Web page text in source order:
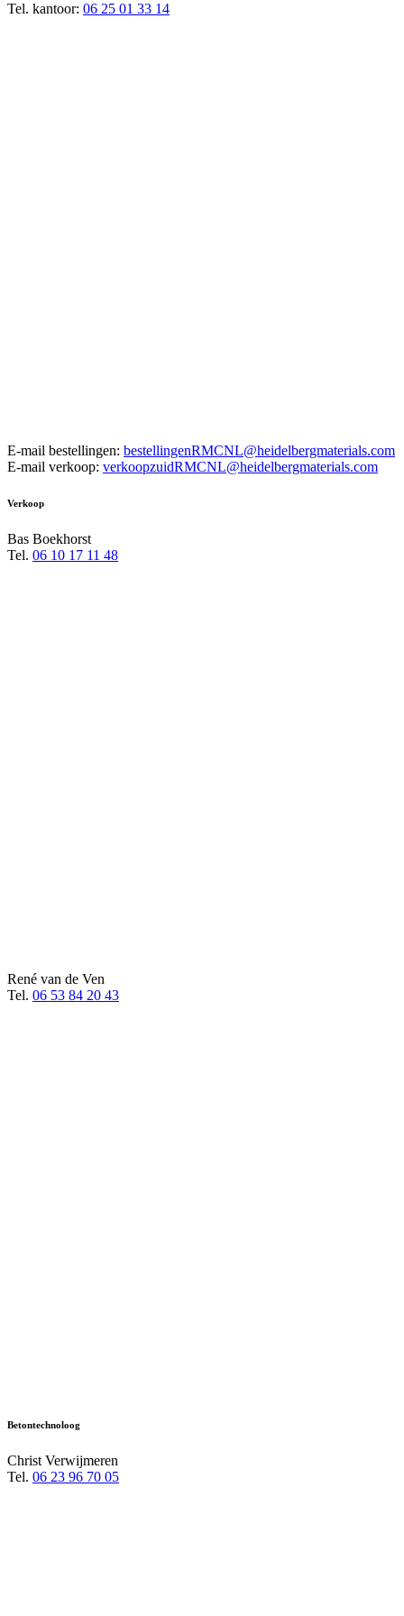
Tel. kantoor: 06 25 01 33 14
E-mail bestellingen: bestellingenRMCNL@heidelbergmaterials.com
E-mail verkoop: verkoopzuidRMCNL@heidelbergmaterials.com
Verkoop
Bas Boekhorst
Tel. 06 10 17 11 48
René van de Ven
Tel. 06 53 84 20 43
Betontechnoloog
Christ Verwijmeren
Tel. 06 23 96 70 05